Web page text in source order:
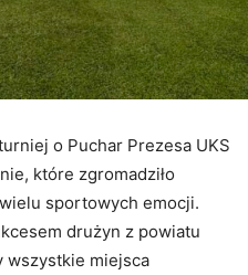
o Puchar Prezesa UKS
które zgromadziło
sportowych emocji.
drużyn z powiatu
wszystkie miejsca